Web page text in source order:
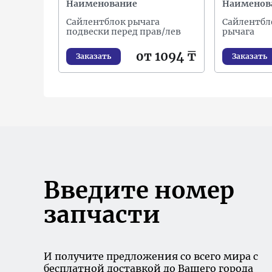
Наименование
Сайлентблок рычага
подвески перед прав/лев
Заказать от 1094 ₸
рычага
Заказать
Введите номер
запчасти
И получите предложения со всего мира с
бесплатной доставкой до Вашего города